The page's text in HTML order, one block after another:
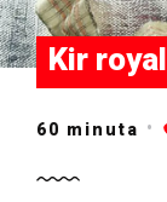
Kir royal
60 minuta